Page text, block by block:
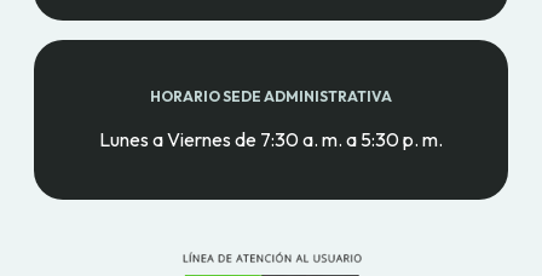
HORARIO SEDE ADMINISTRATIVA
Lunes a Viernes de 7:30 a. m. a 5:30 p. m.